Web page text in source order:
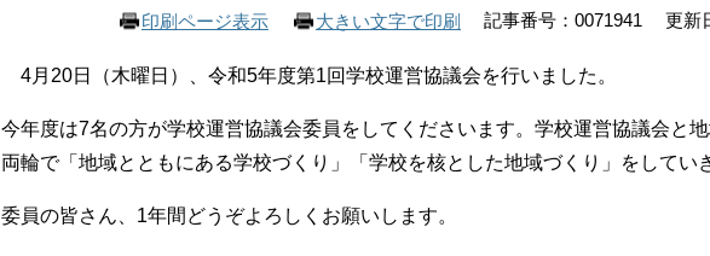
印刷ページ表示 大きい文字で印刷 記事番号：0071941 更新
4月20日（木曜日）、令和5年度第1回学校運営協議会を行いました。
今年度は7名の方が学校運営協議会委員をしてくださいます。学校運営協議会と
両輪で「地域とともにある学校づくり」「学校を核とした地域づくり」をしてい
委員の皆さん、1年間どうぞよろしくお願いします。